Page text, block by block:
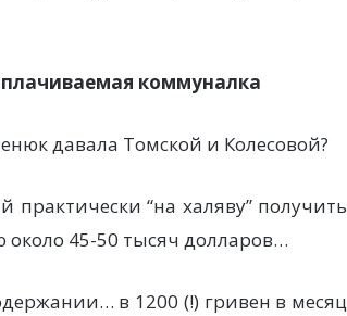
коммуналка
давала Томской и Колесовой?
“на халяву” получить
45-50 тысяч долларов…
в 1200 (!) гривен в месяц